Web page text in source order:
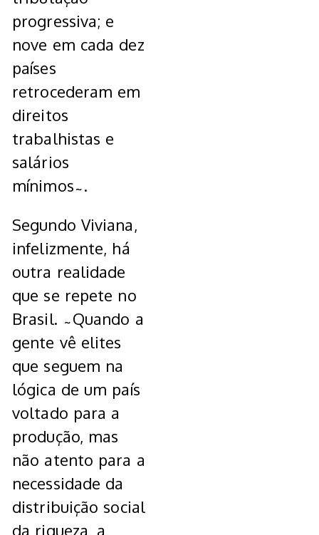
progressiva; e
nove em cada dez
países
retrocederam em
direitos
trabalhistas e
salários
mínimos˜.
Segundo Viviana,
infelizmente, há
outra realidade
que se repete no
Brasil. ˜Quando a
gente vê elites
que seguem na
lógica de um país
voltado para a
produção, mas
não atento para a
necessidade da
distribuição social
da riqueza, a